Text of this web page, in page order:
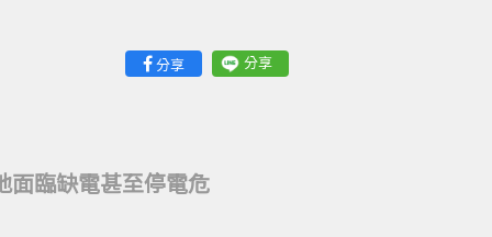
分享 分享
面臨缺電甚至停電危